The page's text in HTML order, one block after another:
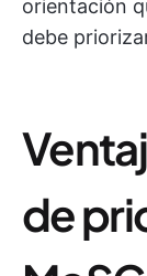
orientación
debe
de